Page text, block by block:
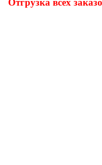
Отгрузка всех